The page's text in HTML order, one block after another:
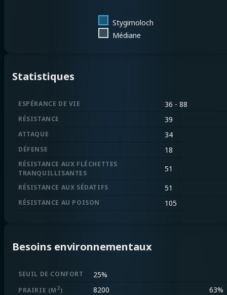
Stygimoloch
Médiane
Statistiques
ESPÉRANCE DE VIE 36 - 88
RÉSISTANCE 39
ATTAQUE 34
DÉFENSE 18
RÉSISTANCE AUX FLÉCHETTES
TRANQUILLISANTES
51
RÉSISTANCE AUX SÉDATIFS 51
RÉSISTANCE AU POISON 105
Besoins environnementaux
SEUIL DE CONFORT 25%
PRAIRIE (M 2) 8200 63%